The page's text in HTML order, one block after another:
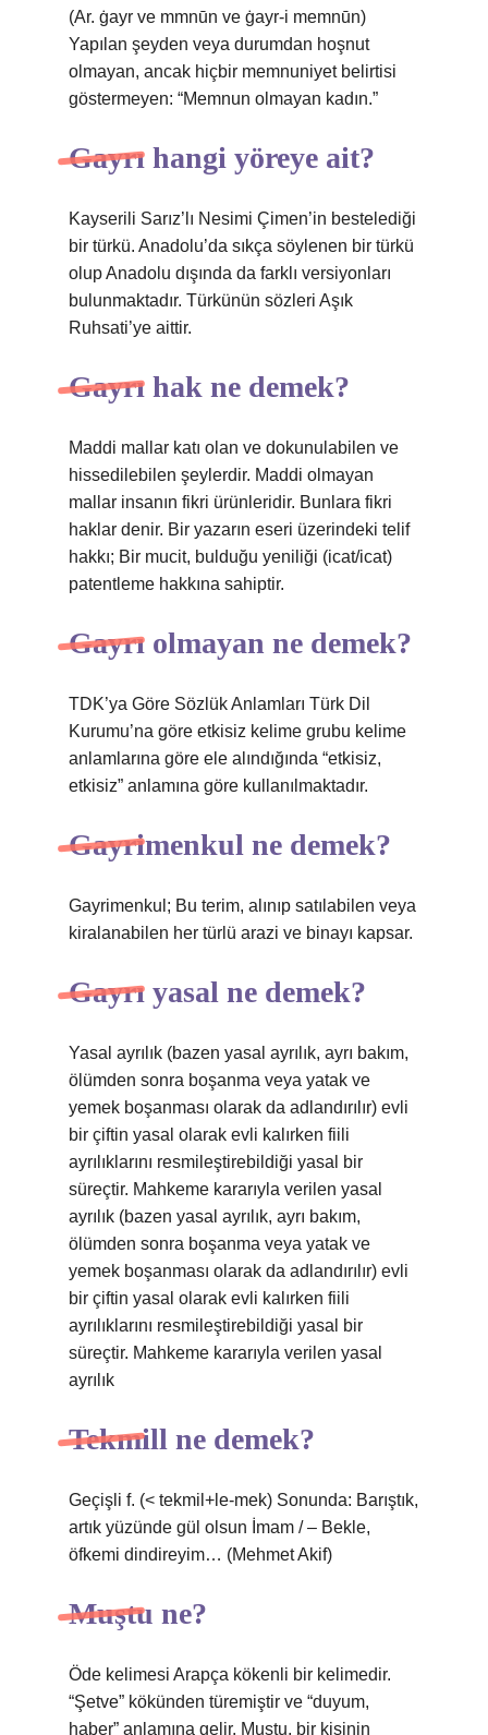
(Ar. ġayr ve mmnūn ve ġayr-i memnūn)
Yapılan şeyden veya durumdan hoşnut
olmayan, ancak hiçbir memnuniyet belirtisi
göstermeyen: “Memnun olmayan kadın.”
Gayrı hangi yöreye ait?
Kayserili Sarız’lı Nesimi Çimen’in bestelediği
bir türkü. Anadolu’da sıkça söylenen bir türkü
olup Anadolu dışında da farklı versiyonları
bulunmaktadır. Türkünün sözleri Aşık
Ruhsati’ye aittir.
Gayrı hak ne demek?
Maddi mallar katı olan ve dokunulabilen ve
hissedilebilen şeylerdir. Maddi olmayan
mallar insanın fikri ürünleridir. Bunlara fikri
haklar denir. Bir yazarın eseri üzerindeki telif
hakkı; Bir mucit, bulduğu yeniliği (icat/icat)
patentleme hakkına sahiptir.
Gayrı olmayan ne demek?
TDK’ya Göre Sözlük Anlamları Türk Dil
Kurumu’na göre etkisiz kelime grubu kelime
anlamlarına göre ele alındığında “etkisiz,
etkisiz” anlamına göre kullanılmaktadır.
Gayrimenkul ne demek?
Gayrimenkul; Bu terim, alınıp satılabilen veya
kiralanabilen her türlü arazi ve binayı kapsar.
Gayrı yasal ne demek?
Yasal ayrılık (bazen yasal ayrılık, ayrı bakım,
ölümden sonra boşanma veya yatak ve
yemek boşanması olarak da adlandırılır) evli
bir çiftin yasal olarak evli kalırken fiili
ayrılıklarını resmileştirebildiği yasal bir
süreçtir. Mahkeme kararıyla verilen yasal
ayrılık (bazen yasal ayrılık, ayrı bakım,
ölümden sonra boşanma veya yatak ve
yemek boşanması olarak da adlandırılır) evli
bir çiftin yasal olarak evli kalırken fiili
ayrılıklarını resmileştirebildiği yasal bir
süreçtir. Mahkeme kararıyla verilen yasal
ayrılık
Tekmill ne demek?
Geçişli f. (< tekmil+le-mek) Sonunda: Barıştık,
artık yüzünde gül olsun İmam / – Bekle,
öfkemi dindireyim… (Mehmet Akif)
Muştu ne?
Öde kelimesi Arapça kökenli bir kelimedir.
“Şetve” kökünden türemiştir ve “duyum,
haber” anlamına gelir. Muştu, bir kişinin